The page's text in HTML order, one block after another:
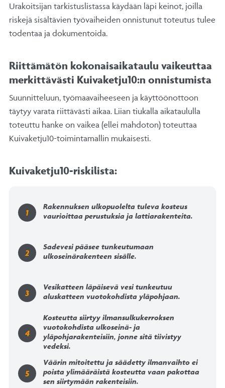
Urakoitsijan tarkistuslistassa käydään läpi keinot, joilla
riskejä sisältävien työvaiheiden onnistunut toteutus tulee
todentaa ja dokumentoida.
Riittämätön kokonaisaikataulu vaikeuttaa
merkittävästi Kuivaketju10:n onnistumista
Suunnitteluun, työmaavaiheeseen ja käyttöönottoon
täytyy varata riittävästi aikaa. Liian tiukalla aikataululla
toteuttu hanke on vaikea (ellei mahdoton) toteuttaa
Kuivaketju10-toimintamallin mukaisesti.
Kuivaketju10-riskilista:
Rakennuksen ulkopuolelta tuleva kosteus
vaurioittaa perustuksia ja lattiarakenteita.
Sadevesi pääsee tunkeutumaan
ulkoseinärakenteen sisälle.
Vesikatteen läpäisevä vesi tunkeutuu
aluskatteen vuotokohdista yläpohjaan.
Kosteutta siirtyy ilmansulkukerroksen
vuotokohdista ulkoseinä- ja
yläpohjarakenteisiin, jonne sitä tiivistyy
vedeksi.
Väärin mitoitettu ja säädetty ilmanvaihto ei
poista ylimääräistä kosteutta vaan pakottaa
sen siirtymään rakenteisiin.